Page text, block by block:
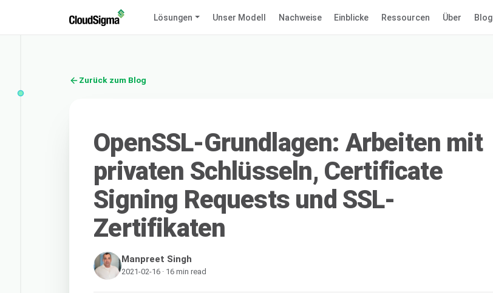
Lösungen Unser Modell Nachweise Einblicke Ressourcen Über Blog
Zurück zum Blog
OpenSSL-Grundlagen: Arbeiten mit
privaten Schlüsseln, Certificate
Signing Requests und SSL-
Zertifikaten
Manpreet Singh
2021-02-16 · 16 min read